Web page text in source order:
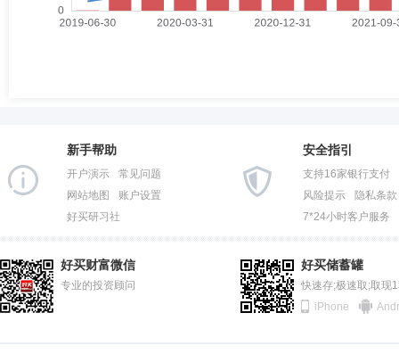
新手帮助
开户演示
常见问题
网站地图
账户设置
好买研习社
安全指引
支持16家银行支付
风险提示
隐私条款
7*24小时客户服务
好买财富微信
专业的投资顾问
好买储蓄罐
快速存;极速取;取现
iPhone